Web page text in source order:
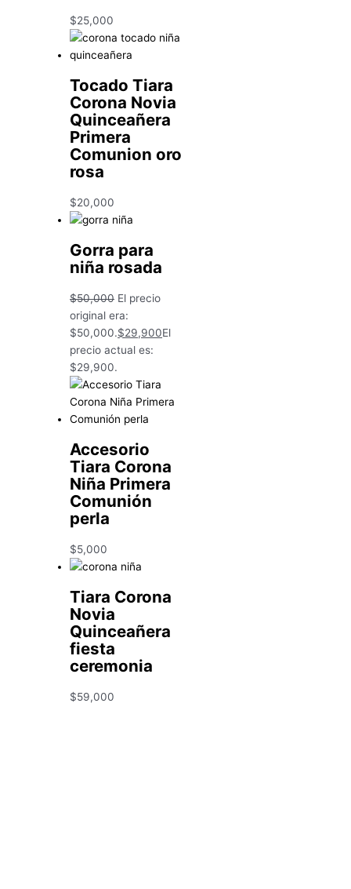
$25,000
Tocado Tiara
Corona Novia
Quinceañera
Primera
Comunion oro
rosa
$20,000
Gorra para
niña rosada
$50,000 El precio
original era:
$50,000.$29,900El
precio actual es:
$29,900.
Accesorio
Tiara Corona
Niña Primera
Comunión
perla
$5,000
Tiara Corona
Novia
Quinceañera
fiesta
ceremonia
$59,000